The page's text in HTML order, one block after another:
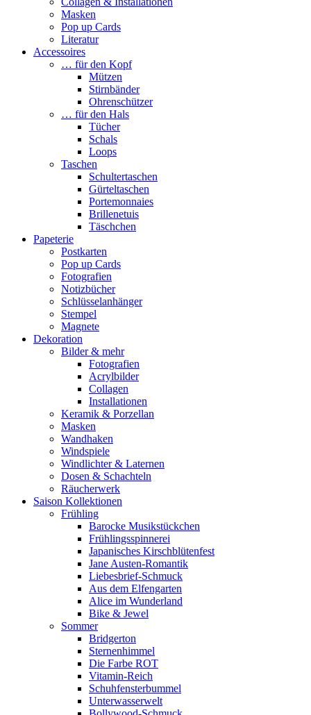
Masken
Pop up Cards
Literatur
Accessoires
… für den Kopf
Mützen
Stirnbänder
Ohrenschützer
… für den Hals
Tücher
Schals
Loops
Taschen
Schultertaschen
Gürteltaschen
Portemonnaies
Brillenetuis
Täschchen
Papeterie
Postkarten
Pop up Cards
Fotografien
Notizbücher
Schlüsselanhänger
Stempel
Magnete
Dekoration
Bilder & mehr
Fotografien
Acrylbilder
Collagen
Installationen
Keramik & Porzellan
Masken
Wandhaken
Windspiele
Windlichter & Laternen
Dosen & Schachteln
Räucherwerk
Saison Kollektionen
Frühling
Barocke Musikstückchen
Frühlingsspinnerei
Japanisches Kirschblütenfest
Jane Austen-Romantik
Liebesbrief-Schmuck
Aus dem Elfengarten
Alice im Wunderland
Bike & Jewel
Sommer
Bridgerton
Sternenhimmel
Die Farbe ROT
Vitamin-Reich
Schuhfensterbummel
Unterwasserwelt